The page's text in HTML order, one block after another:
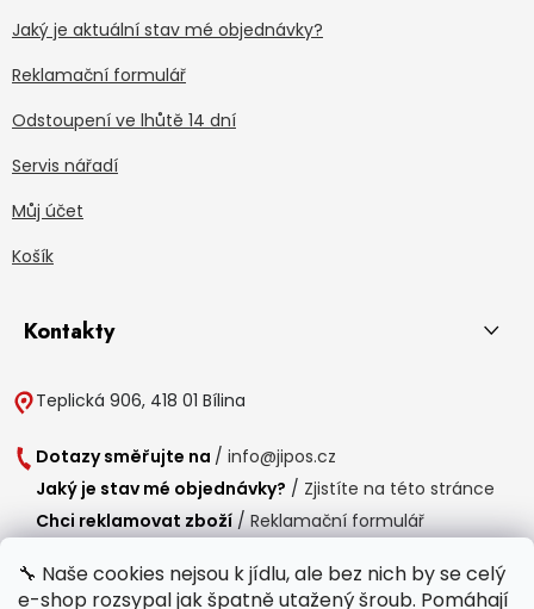
🔧 Naše cookies nejsou k jídlu, ale bez nich by se celý
e-shop rozsypal jak špatně utažený šroub. Pomáhají
Jaký je aktuální stav mé objednávky?
Reklamační formulář
Odstoupení ve lhůtě 14 dní
Servis nářadí
Můj účet
Košík
Kontakty
Teplická 906, 418 01 Bílina
Dotazy směřujte na / info@jipos.cz
Jaký je stav mé objednávky? / Zjistíte na této stránce
Chci reklamovat zboží / Reklamační formulář